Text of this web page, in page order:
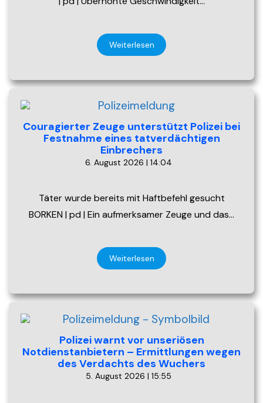
Weiterlesen
Couragierter Zeuge unterstützt Polizei bei
Festnahme eines tatverdächtigen
Einbrechers
6. August 2026 | 14:04
Täter wurde bereits mit Haftbefehl gesucht
BORKEN | pd | Ein aufmerksamer Zeuge und das…
Weiterlesen
Polizei warnt vor unseriösen
Notdienstanbietern – Ermittlungen wegen
des Verdachts des Wuchers
5. August 2026 | 15:55